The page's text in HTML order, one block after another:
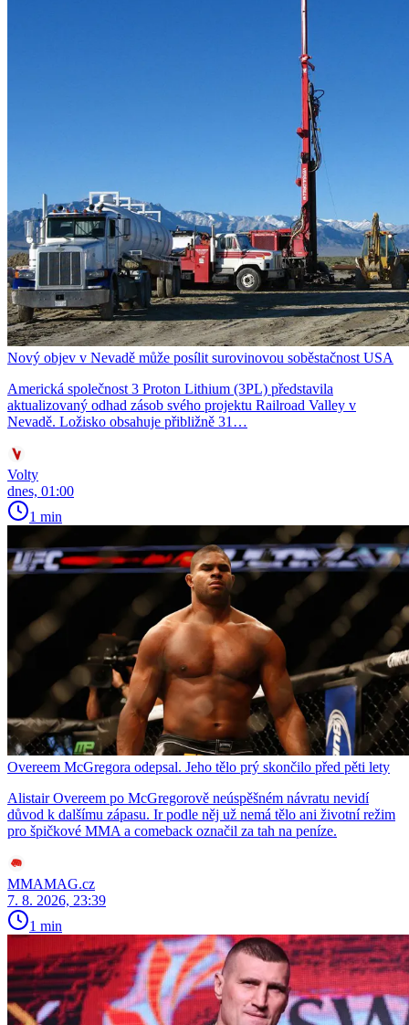
Nový objev v Nevadě může posílit surovinovou soběstačnost USA
Americká společnost 3 Proton Lithium (3PL) představila
aktualizovaný odhad zásob svého projektu Railroad Valley v
Nevadě. Ložisko obsahuje přibližně 31…
Volty
dnes, 01:00
1 min
Overeem McGregora odepsal. Jeho tělo prý skončilo před pěti lety
Alistair Overeem po McGregorově neúspěšném návratu nevidí
důvod k dalšímu zápasu. Ir podle něj už nemá tělo ani životní režim
pro špičkové MMA a comeback označil za tah na peníze.
MMAMAG.cz
7. 8. 2026, 23:39
1 min